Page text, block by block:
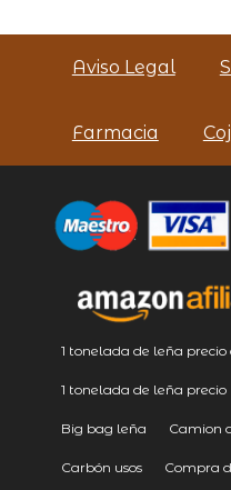
Aviso Legal
Farmacia
1 tonelada de leña precio
1 tonelada de leña precio
Big bag leña Camion
Carbón usos Compra